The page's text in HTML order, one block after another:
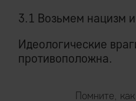
3.1 Возьмем нацизм
Идеологические
противоположна.
Помните,